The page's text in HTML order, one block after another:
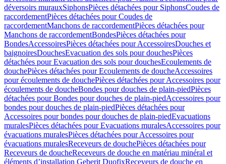
déversoirs murauxSiphonsPièces détachées pour SiphonsCoudes de
raccordementPièces détachées pour Coudes de
raccordementManchons de raccordementPièces détachées pour
Manchons de raccordementBondesPièces détachées pour
BondesAccessoiresPièces détachées pour AccessoiresDouches et
baignoiresDouchesEvacuation des sols pour douchesPièces
détachées pour Evacuation des sols pour douchesEcoulements de
douchePièces détachées pour Ecoulements de doucheAccessoires
pour écoulements de douchePièces détachées pour Accessoires pour
écoulements de doucheBondes pour douches de plain-piedPièces
détachées pour Bondes pour douches de plain-piedAccessoires pour
bondes pour douches de plain-piedPièces détachées pour
Accessoires pour bondes pour douches de plain-piedEvacuations
muralesPièces détachées pour Evacuations muralesAccessoires pour
évacuations muralesPièces détachées pour Accessoires pour
évacuations muralesReceveurs de douchePièces détachées pour
Receveurs de doucheReceveurs de douche en matériau minéral et
éléments d’installation Geberit DuofixReceveurs de douche en